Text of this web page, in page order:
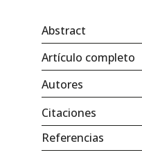
Abstract
Artículo completo
Autores
Citaciones
Referencias